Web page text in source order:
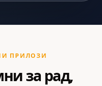
ПРИЛОЗИ
за рад,